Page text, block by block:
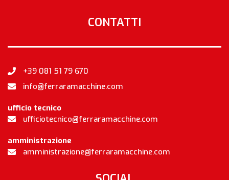
CONTATTI
+39 081 51 79 670
info@ferraramacchine.com
ufficio tecnico
ufficiotecnico@ferraramacchine.com
amministrazione
amministrazione@ferraramacchine.com